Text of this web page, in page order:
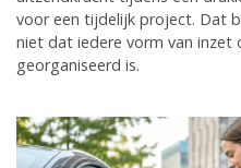
voor een tijdelijk project. Dat
niet dat iedere vorm van inzet
georganiseerd is.